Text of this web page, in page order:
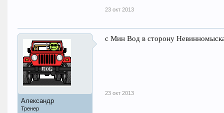
23 окт 2013
Александр
Тренер
с Мин Вод в сторону
23 окт 2013